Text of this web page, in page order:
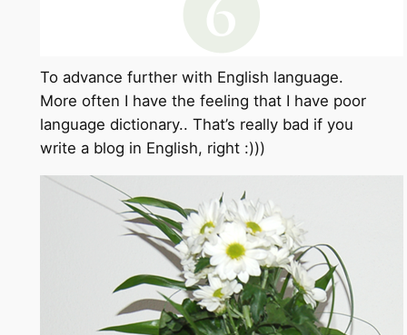
To advance further with English language.
More often I have the feeling that I have poor
language dictionary.. That’s really bad if you
write a blog in English, right :)))